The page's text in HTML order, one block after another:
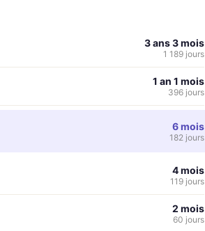
3 ans 3 mois
1 189 jours
1 an 1 mois
396 jours
6 mois
182 jours
4 mois
119 jours
2 mois
60 jours